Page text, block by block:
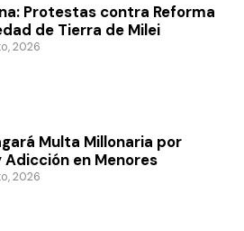
Protestas contra Reforma
de Tierra de Milei
2026
Multa Millonaria por
Adicción en Menores
2026